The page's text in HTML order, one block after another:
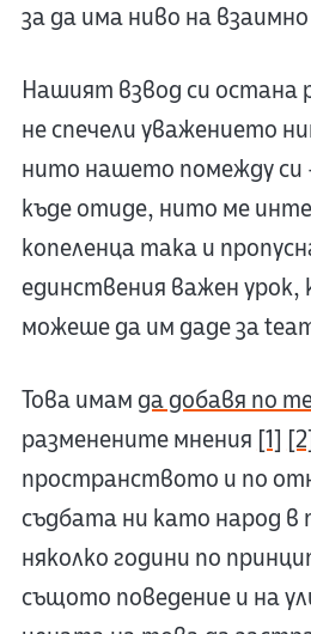
за да има ниво на
Нашият взвод си остана
не спечели уважението
нито нашето помежду си
къде отиде, нито ме
копеленца така и
единствения важен
можеше да им даде за
Това имам да добавя по
разменените мнения [1]
пространството и по
съдбата ни като народ в
няколко години по
същото поведение и на